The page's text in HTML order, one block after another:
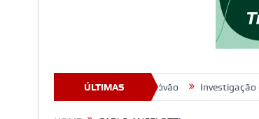
ÚLTIMAS
Água, em São Cristóvão Investigação da Polícia